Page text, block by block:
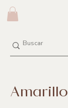
Amarillo